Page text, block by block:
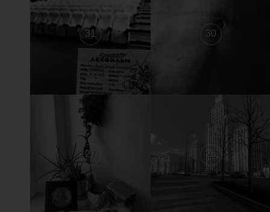
31 30
27 26